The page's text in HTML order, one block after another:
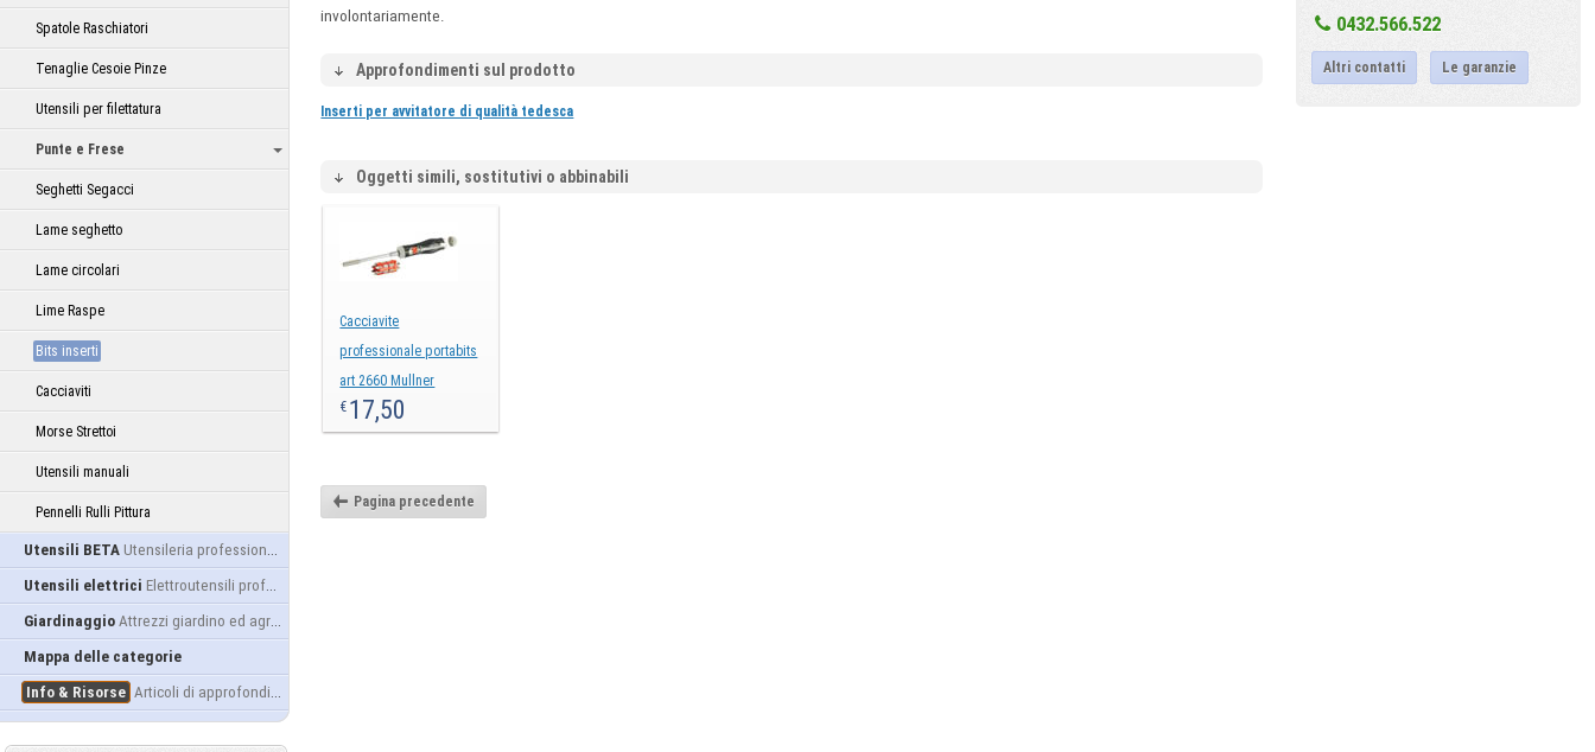
Spatole Raschiatori
Tenaglie Cesoie Pinze
Utensili per filettatura
Punte e Frese
Seghetti Segacci
Lame seghetto
Lame circolari
Lime Raspe
Bits inserti
Cacciaviti
Morse Strettoi
Utensili manuali
Pennelli Rulli Pittura
Utensili BETA Utensileria professionale
Utensili elettrici Elettroutensili professionali
Giardinaggio Attrezzi giardino ed agricoltura
Mappa delle categorie
Info & Risorse Articoli di approfondimento
involontariamente.
Approfondimenti sul prodotto
Inserti per avvitatore di qualità tedesca
Oggetti simili, sostitutivi o abbinabili
Cacciavite
professionale portabits
art 2660 Mullner
€ 17,50
Pagina precedente
0432.566.522
Altri contatti Le garanzie